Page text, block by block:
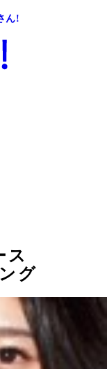
ん!
ス
グ